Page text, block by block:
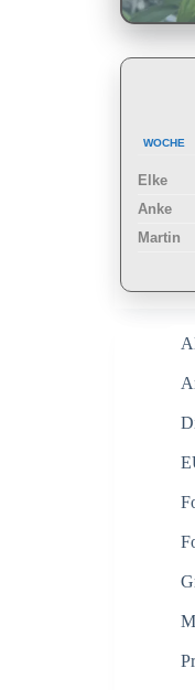
WOCHE
Elke
Anke
Martin